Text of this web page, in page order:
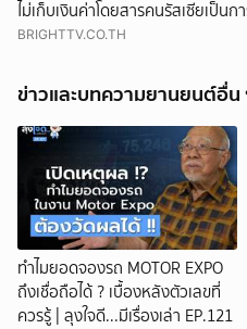
ไม่เก็บเงินค่าโดยสารคนรัสเซียเป็นก
ขอโทษ
BRIGHTTV.CO.TH
ข่าวและบทความยานยนต์อื่น
ทำไมยอดจองรถ MOTOR EXPO
ถึงเชื่อถือได้ ? เบื้องหลังตัวเลขที่
ควรรู้ | ลุงใจดี...มีเรื่องเล่า EP.121